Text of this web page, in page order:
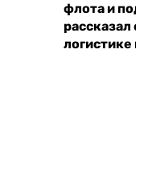
флота и
рассказал о
логистике и